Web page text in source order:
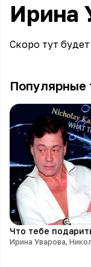
Ирина
Скоро тут
Популярные
Что тебе